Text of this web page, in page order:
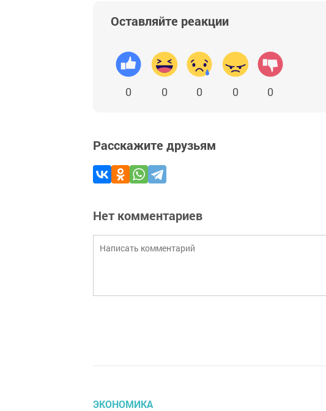
Оставляйте реакции
0 0 0 0 0
Расскажите друзьям
Нет комментариев
ЭКОНОМИКА